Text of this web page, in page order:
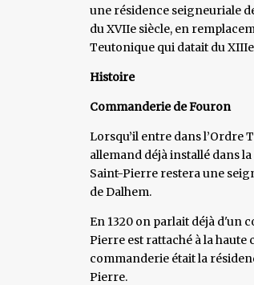
une résidence seigneuriale
du XVIIe siècle, en
Teutonique qui datait du
Histoire
Commanderie de Fouron
Lorsqu’il entre dans l’Ordre
allemand déjà installé dans
Saint-Pierre restera une
de Dalhem.
En 1320 on parlait déjà d'un
Pierre est rattaché à la haute
commanderie était la
Pierre.